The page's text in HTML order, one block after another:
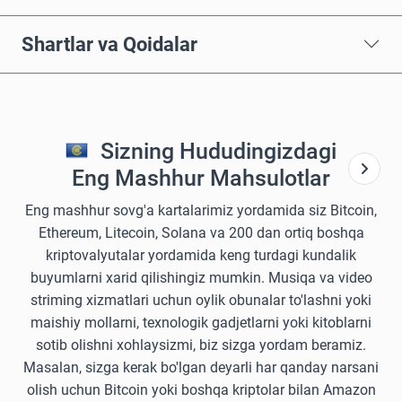
Shartlar va Qoidalar
Sizning Hududingizdagi
Eng Mashhur Mahsulotlar
Eng mashhur sovg'a kartalarimiz yordamida siz Bitcoin,
Ethereum, Litecoin, Solana va 200 dan ortiq boshqa
kriptovalyutalar yordamida keng turdagi kundalik
buyumlarni xarid qilishingiz mumkin. Musiqa va video
striming xizmatlari uchun oylik obunalar to'lashni yoki
maishiy mollarni, texnologik gadjetlarni yoki kitoblarni
sotib olishni xohlaysizmi, biz sizga yordam beramiz.
Masalan, sizga kerak bo'lgan deyarli har qanday narsani
olish uchun Bitcoin yoki boshqa kriptolar bilan Amazon